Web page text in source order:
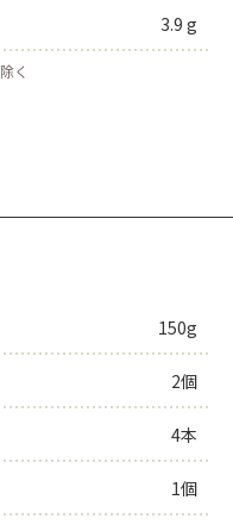
3.9 g
く
150g
2個
4本
1個